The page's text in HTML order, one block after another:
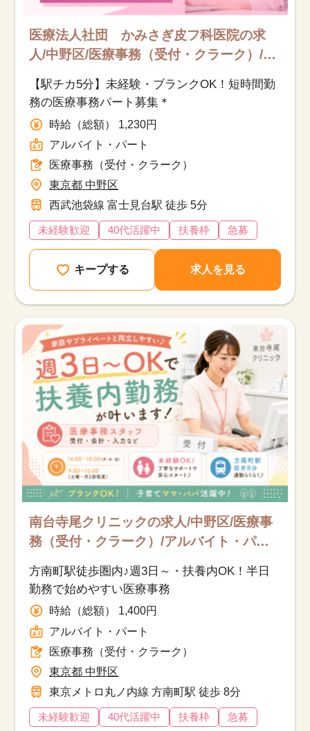
医療法人社団 かみさぎ皮フ科医院の求
人/中野区/医療事務（受付・クラーク）/ア
【駅チカ5分】未経験・ブランクOK！短時間勤
務の医療事務パート募集＊
時給（総額） 1,230円
アルバイト・パート
医療事務（受付・クラーク）
東京都 中野区
西武池袋線 富士見台駅 徒歩 5分
未経験歓迎 40代活躍中 扶養枠 急募
キープする 求人を見る
南台寺尾クリニックの求人/中野区/医療事
務（受付・クラーク）/アルバイト・パー
方南町駅徒歩圏内♪週3日～・扶養内OK！半日
勤務で始めやすい医療事務
時給（総額） 1,400円
アルバイト・パート
医療事務（受付・クラーク）
東京都 中野区
東京メトロ丸ノ内線 方南町駅 徒歩 8分
未経験歓迎 40代活躍中 扶養枠 急募